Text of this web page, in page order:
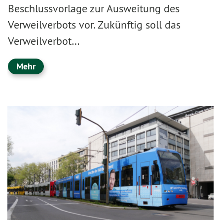
Beschlussvorlage zur Ausweitung des
Verweilverbots vor. Zukünftig soll das
Verweilverbot…
Mehr